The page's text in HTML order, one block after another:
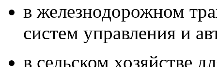
в железнодорожном
систем управления и
в сельском хозяйстве